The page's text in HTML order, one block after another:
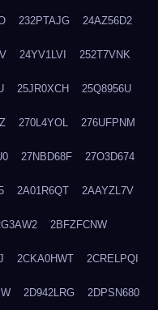
232PTAJG 24AZ56D2
24YV1LVI 252T7VNK
25JR0XCH 25Q8956U
270L4YOL 276UFPNM
27NBD68F 27O3D674
2A01R6QT 2AAYZL7V
2BFZFCNW
2CKA0HWT 2CRELPQI
2D942LRG 2DPSN680